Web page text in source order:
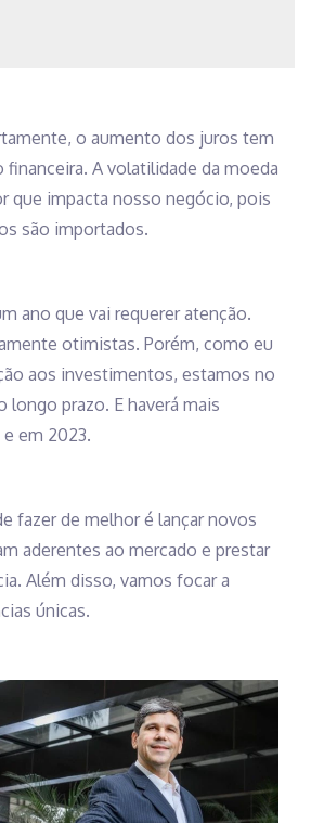
o aumento dos juros tem
A volatilidade da moeda
que impacta nosso negócio, pois
são importados.
ano que vai requerer atenção.
otimistas. Porém, como eu
aos investimentos, estamos no
longo prazo. E haverá mais
em 2023.
fazer de melhor é lançar novos
aderentes ao mercado e prestar
Além disso, vamos focar a
únicas.